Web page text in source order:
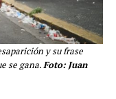
y su frase
se gana.Foto: Juan